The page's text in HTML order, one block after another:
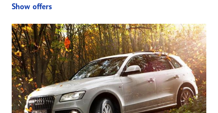
Show offers